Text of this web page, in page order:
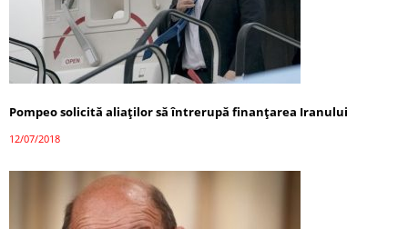
Pompeo solicită aliaților să întrerupă finanțarea Iranului
12/07/2018